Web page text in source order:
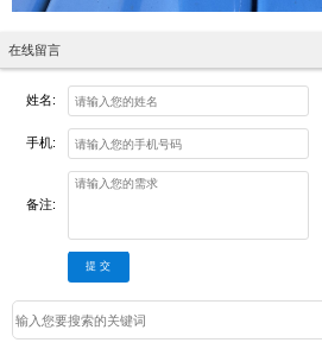
在线留言
姓名:
手机:
备注:
提 交